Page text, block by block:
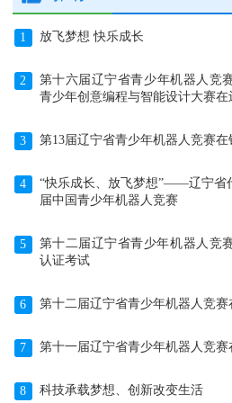
1
放飞梦想 快乐成长
2
第十六届辽宁省青少年机器人竞
青少年创意编程与智能设计大赛在
3
第13届辽宁省青少年机器人竞赛在
4
“快乐成长、放飞梦想”——辽宁省
届中国青少年机器人竞赛
5
第十二届辽宁省青少年机器人竞
认证考试
6
第十二届辽宁省青少年机器人竞
7
第十一届辽宁省青少年机器人竞
8
科技承载梦想、创新改变生活